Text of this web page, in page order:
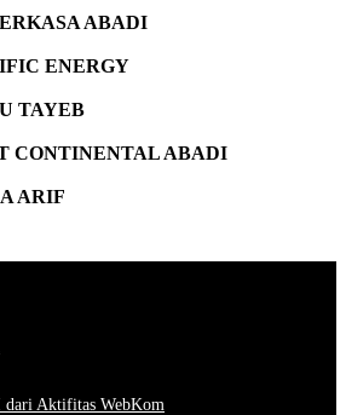
ABADI
ENERGY
TAYEB
CONTINENTAL ABADI
ARIF
dari Aktifitas WebKom